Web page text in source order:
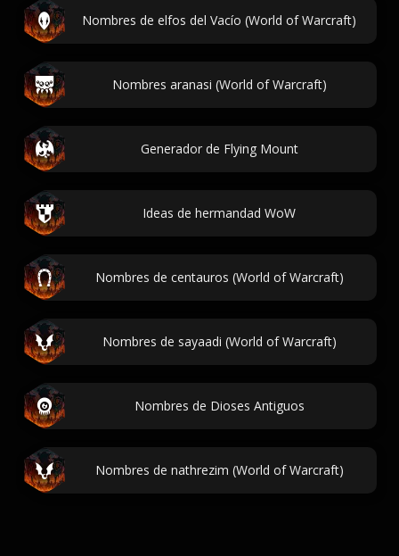
Nombres de elfos del Vacío (World of Warcraft)
Nombres aranasi (World of Warcraft)
Generador de Flying Mount
Ideas de hermandad WoW
Nombres de centauros (World of Warcraft)
Nombres de sayaadi (World of Warcraft)
Nombres de Dioses Antiguos
Nombres de nathrezim (World of Warcraft)